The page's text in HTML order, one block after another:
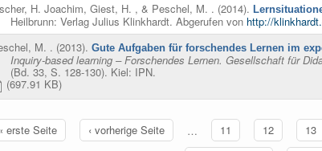
H. Joachim, Giest, H. , & Peschel, M. . (2014).
Heilbrunn: Verlag Julius Klinkhardt. Abgerufen von http://
M. . (2013). Gute Aufgaben für forschendes Lernen im
Inquiry-based learning – Forschendes Lernen. Gesellschaft für
(Bd. 33, S. 128-130). Kiel: IPN.
(697.91 KB)
erste Seite ‹ vorherige Seite … 11 12 13